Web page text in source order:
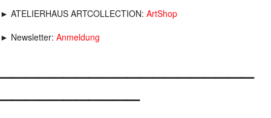
► ATELIERHAUS ARTCOLLECTION: ArtShop
► Newsletter: Anmeldung
___________